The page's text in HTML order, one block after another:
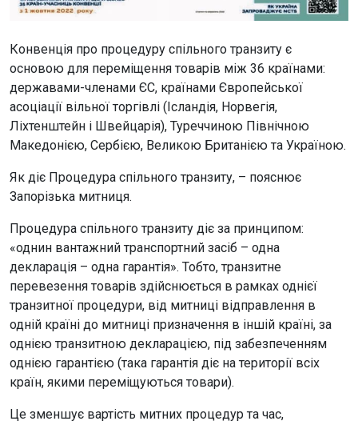
Конвенція про процедуру спільного транзиту є
основою для переміщення товарів між 36 країнами:
державами-членами ЄС, країнами Європейської
асоціації вільної торгівлі (Ісландія, Норвегія,
Ліхтенштейн і Швейцарія), Туреччиною Північною
Македонією, Сербією, Великою Британією та Україною.
Як діє Процедура спільного транзиту, – пояснює
Запорізька митниця.
Процедура спільного транзиту діє за принципом:
«однин вантажний транспортний засіб – одна
декларація – одна гарантія». Тобто, транзитне
перевезення товарів здійснюється в рамках однієї
транзитної процедури, від митниці відправлення в
одній країні до митниці призначення в іншій країні, за
однією транзитною декларацією, під забезпеченням
однією гарантією (така гарантія діє на території всіх
країн, якими переміщуються товари).
Це зменшує вартість митних процедур та час,